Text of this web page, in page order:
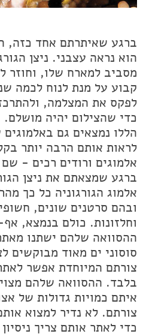
ברגע שאיתרתם אחד כזה,
הוא נראה עצבני. ניצן
מסביב למארח שלו, וחוזר
קבוע על מנת לנוח לכמה
לפקס את המצלמה,
כדי שהצילום יהיה
הללו נמצאים גם
לראות אותם הרבה יותר
אלמוגים ורודים רכים -
ברגע שמצאתם את ניצן
אלמוג הגורגוניה כל כך
ובהם סרטנים שונים,
וחלזונות. כולם בנמצא,
ההסוואה שלהם ישתנו
סוסוני ים מאוד מבוקשים
צורתם המיוחדת אפשר
בלבד. ההסוואה שלהם
איתם כמויות גדולות של
צורתם. לא נדיר למצוא
כדי לאתר אותם צריך